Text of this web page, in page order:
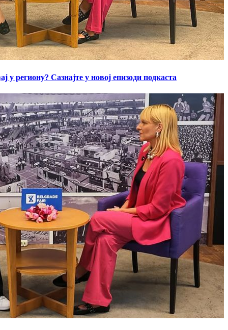
у региону? Сазнајте у новој епизоди подкаста